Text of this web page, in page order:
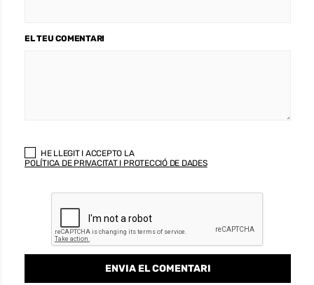
EL TEU COMENTARI
HE LLEGIT I ACCEPTO LA
POLÍTICA DE PRIVACITAT I PROTECCIÓ DE DADES